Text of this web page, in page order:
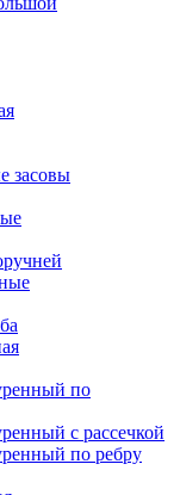
засовы
по
с рассечкой
по ребру